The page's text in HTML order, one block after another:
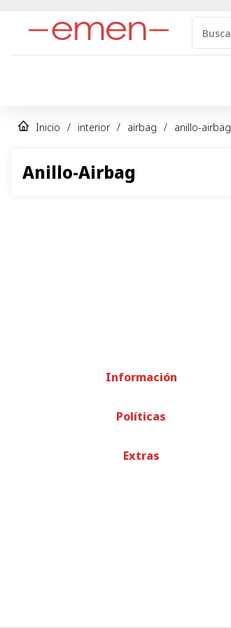
Inicio / interior / airbag / anillo-airbag
Anillo-Airbag
Información
Políticas
Extras